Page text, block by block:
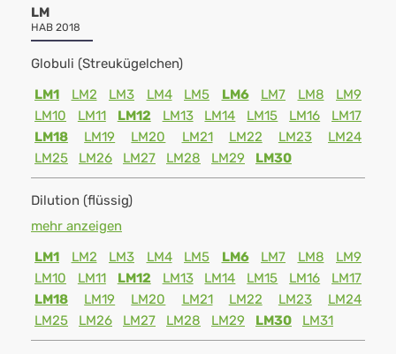
LM
HAB 2018
Globuli (Streukügelchen)
LM1
LM2 LM3 LM4 LM5 LM6 LM7 LM8
LM9
LM10
LM11 LM12 LM13 LM14 LM15 LM16
LM17
LM18
LM19 LM20 LM21 LM22 LM23
LM24
LM25
LM26 LM27 LM28 LM29 LM30
Dilution (flüssig)
mehr anzeigen
LM1
LM2 LM3 LM4 LM5 LM6 LM7 LM8
LM9
LM10
LM11 LM12 LM13 LM14 LM15 LM16
LM17
LM18
LM19 LM20 LM21 LM22 LM23
LM24
LM25
LM26 LM27 LM28 LM29 LM30 LM31